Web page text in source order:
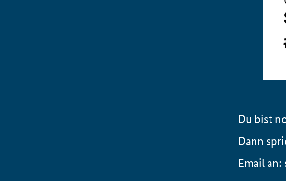
Du bist
Dann
Email